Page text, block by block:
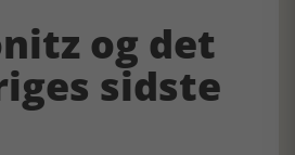
og det
sidste